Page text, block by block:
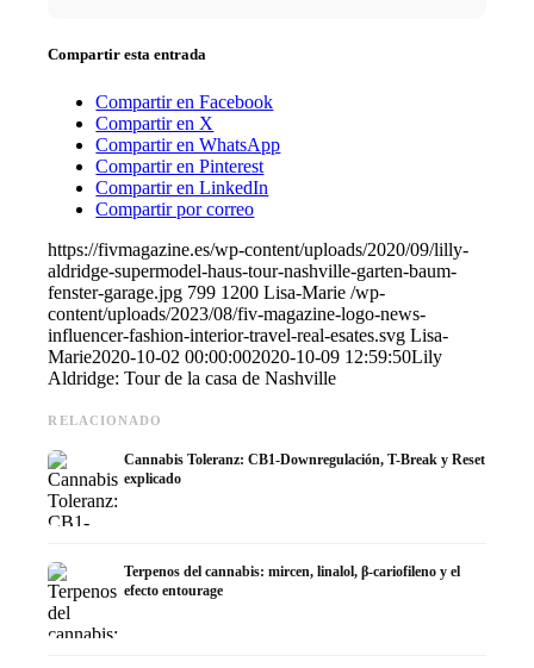
Compartir esta entrada
Compartir en Facebook
Compartir en X
Compartir en WhatsApp
Compartir en Pinterest
Compartir en LinkedIn
Compartir por correo
https://fivmagazine.es/wp-content/uploads/2020/09/lilly-
aldridge-supermodel-haus-tour-nashville-garten-baum-
fenster-garage.jpg 799 1200 Lisa-Marie /wp-
content/uploads/2023/08/fiv-magazine-logo-news-
influencer-fashion-interior-travel-real-esates.svg Lisa-
Marie2020-10-02 00:00:002020-10-09 12:59:50Lily
Aldridge: Tour de la casa de Nashville
RELACIONADO
Cannabis Toleranz: CB1-Downregulación, T-Break y Reset
explicado
Terpenos del cannabis: mircen, linalol, β-cariofileno y el
efecto entourage